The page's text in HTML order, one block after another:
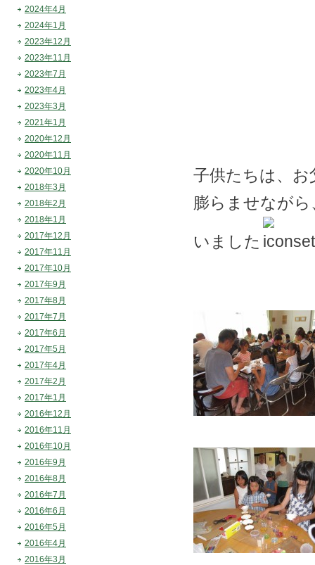
子供たちは、
膨らませなが
いました
2024年4月
2024年1月
2023年12月
2023年11月
2023年7月
2023年4月
2023年3月
2021年1月
2020年12月
2020年11月
2020年10月
2018年3月
2018年2月
2018年1月
2017年12月
2017年11月
2017年10月
2017年9月
2017年8月
2017年7月
2017年6月
2017年5月
2017年4月
2017年2月
2017年1月
2016年12月
2016年11月
2016年10月
2016年9月
2016年8月
2016年7月
2016年6月
2016年5月
2016年4月
2016年3月